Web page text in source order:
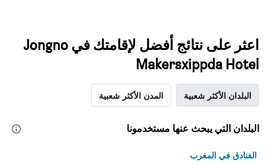
اعثر على نتائج أفضل لإقامتك في Jongno
Makersxippda Hotel
البلدان الأكثر شعبية المدن الأكثر شعبية
البلدان التي يبحث عنها مستخدمونا
الفنادق في المغرب